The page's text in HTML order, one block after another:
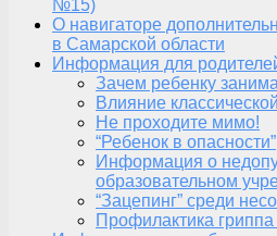
№15)
О навигаторе
в Самарской области
Информация для
Зачем ребенку
Влияние
Не проходите мимо!
“Ребенок в опасности”
Информация о
образовательном
“Зацепинг” среди
Профилактика